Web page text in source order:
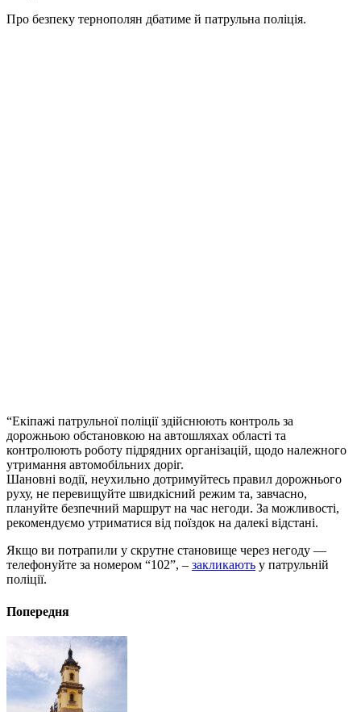
Про безпеку тернополян дбатиме й патрульна поліція.
“Екіпажі патрульної поліції здійснюють контроль за
дорожньою обстановкою на автошляхах області та
контролюють роботу підрядних організацій, щодо належного
утримання автомобільних доріг.
Шановні водії, неухильно дотримуйтесь правил дорожнього
руху, не перевищуйте швидкісний режим та, завчасно,
плануйте безпечний маршрут на час негоди. За можливості,
рекомендуємо утриматися від поїздок на далекі відстані.
Якщо ви потрапили у скрутне становище через негоду —
телефонуйте за номером “102”, – закликають у патрульній
поліції.
Попередня